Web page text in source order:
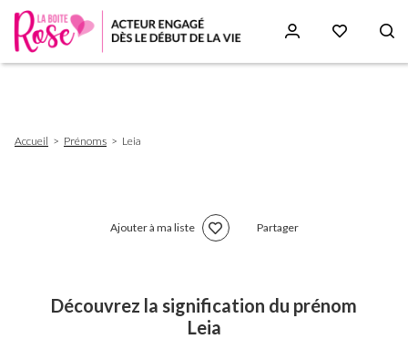
d'Ariane
Accueil Prénoms Leia
Ajouter à ma liste Partager
Découvrez la signification du prénom
Leia